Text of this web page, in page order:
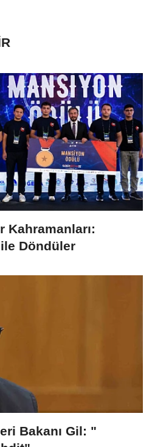
Kahramanları:
Döndüler
Bakanı Gil: "